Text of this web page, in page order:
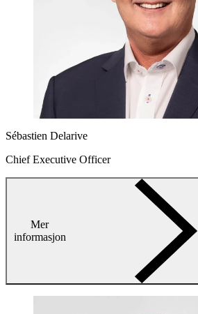
Sébastien Delarive
Chief Executive Officer
Mer
informasjon